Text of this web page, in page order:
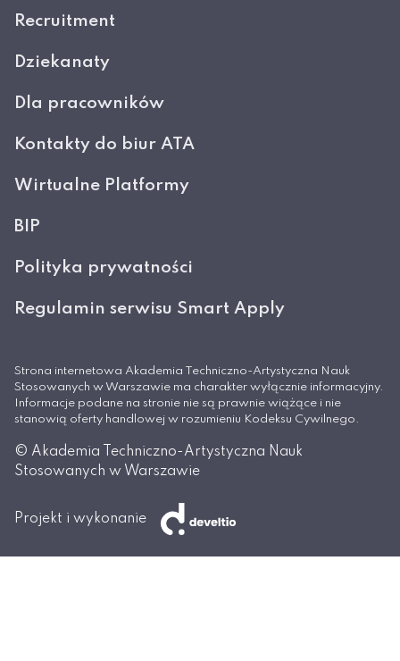
Recruitment
Dziekanaty
Dla pracowników
Kontakty do biur ATA
Wirtualne Platformy
BIP
Polityka prywatności
Regulamin serwisu Smart Apply
Strona internetowa Akademia Techniczno-Artystyczna Nauk
Stosowanych w Warszawie ma charakter wyłącznie informacyjny.
Informacje podane na stronie nie są prawnie wiążące i nie
stanowią oferty handlowej w rozumieniu Kodeksu Cywilnego.
© Akademia Techniczno-Artystyczna Nauk
Stosowanych w Warszawie
Projekt i wykonanie